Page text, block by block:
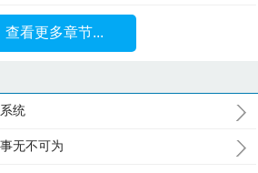
查看更多章节...
统
无不可为